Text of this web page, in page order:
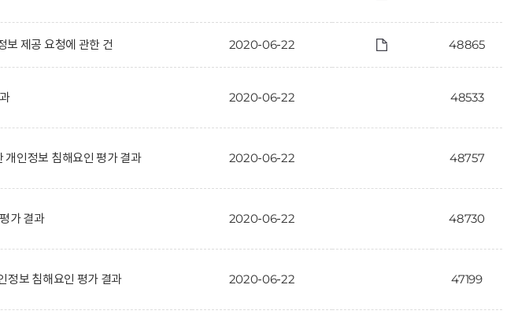
보 제공 요청에 관한 건 2020-06-22 48865
2020-06-22 48533
개인정보 침해요인 평가 결과 2020-06-22 48757
가 결과 2020-06-22 48730
정보 침해요인 평가 결과 2020-06-22 47199